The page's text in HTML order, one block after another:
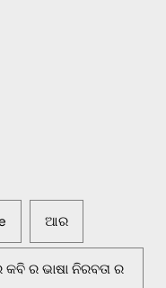
ଆର
ର ଭାଷା ନିରବତା ର